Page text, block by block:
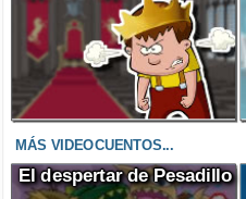
MÁS VIDEOCUENTOS...
El despertar de Pesadillo